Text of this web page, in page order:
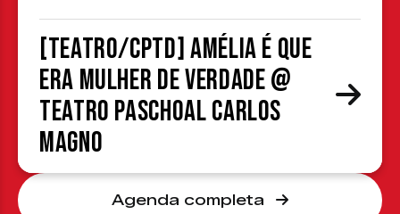
[TEATRO/CPTD] Amélia é que
era mulher de verdade @
Teatro Paschoal Carlos
Magno
Agenda completa